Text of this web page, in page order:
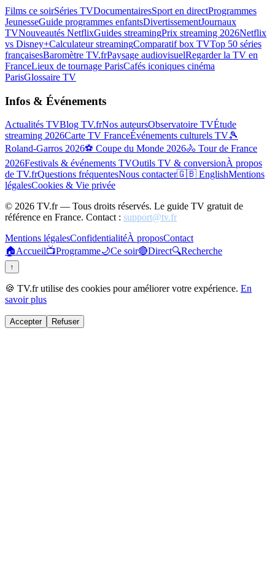
Films ce soirSéries TVDocumentairesSport en directProgrammes
JeunesseGuide programmes enfantsDivertissementJournaux
TVNouveautés NetflixGuides streamingPrix streaming 2026Netflix
vs Disney+Calculateur streamingComparatif box TVTop 50 séries
françaisesBaromètre TV.frPaysage audiovisuelRegarder la TV en
FranceLieux de tournage ParisCafés iconiques cinéma
ParisGlossaire TV
Infos & Événements
Actualités TVBlog TV.frNos auteursObservatoire TVÉtude
streaming 2026Carte TV FranceÉvénements culturels TV🎾
Roland-Garros 2026⚽ Coupe du Monde 2026🚴 Tour de France
2026Festivals & événements TVOutils TV & conversionÀ propos
de TV.frQuestions fréquentesNous contacter🇬🇧 EnglishMentions
légalesCookies & Vie privée
© 2026 TV.fr — Tous droits réservés. Le guide TV gratuit de
référence en France. Contact : support@tv.fr
Mentions légalesConfidentialitéÀ proposContact
🏠Accueil📺Programme🌙Ce soir🔴Direct🔍Recherche
↑
🍪 TV.fr utilise des cookies pour améliorer votre expérience. En
savoir plus
Accepter Refuser